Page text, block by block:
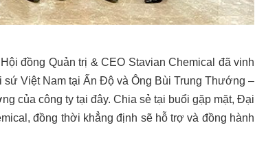
đồng Quản trị & CEO Stavian Chemical đã vinh
Việt Nam tại Ấn Độ và Ông Bùi Trung Thướng –
của công ty tại đây. Chia sẻ tại buổi gặp mặt, Đại
đồng thời khẳng định sẽ hỗ trợ và đồng hành